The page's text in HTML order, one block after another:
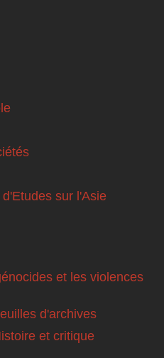
sur l'Asie
et les violences
d'archives
et critique